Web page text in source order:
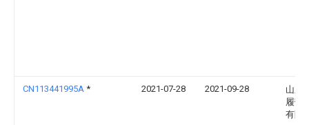
CN113441995A * 2021-07-28 2021-09-28
山东
履带
有限